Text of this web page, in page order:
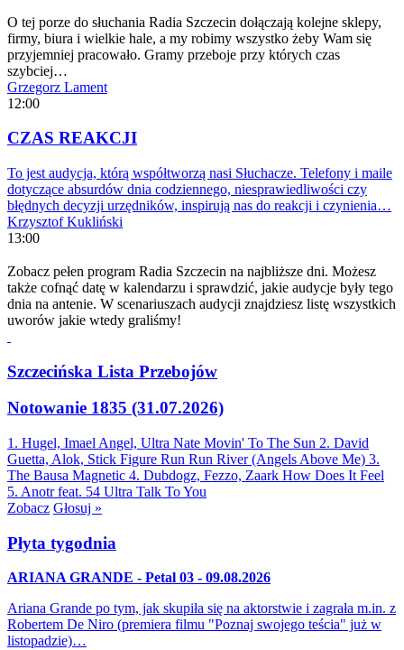
O tej porze do słuchania Radia Szczecin dołączają kolejne sklepy,
firmy, biura i wielkie hale, a my robimy wszystko żeby Wam się
przyjemniej pracowało. Gramy przeboje przy których czas
szybciej…
Grzegorz Lament
12:00
CZAS REAKCJI
To jest audycja, którą współtworzą nasi Słuchacze. Telefony i maile
dotyczące absurdów dnia codziennego, niesprawiedliwości czy
błędnych decyzji urzędników, inspirują nas do reakcji i czynienia…
Krzysztof Kukliński
13:00
Zobacz pełen program Radia Szczecin na najbliższe dni. Możesz
także cofnąć datę w kalendarzu i sprawdzić, jakie audycje były tego
dnia na antenie. W scenariuszach audycji znajdziesz listę wszystkich
uworów jakie wtedy graliśmy!
Szczecińska Lista Przebojów
Notowanie 1835 (31.07.2026)
1. Hugel, Imael Angel, Ultra Nate Movin' To The Sun 2. David
Guetta, Alok, Stick Figure Run Run River (Angels Above Me) 3.
The Bausa Magnetic 4. Dubdogz, Fezzo, Zaark How Does It Feel
5. Anotr feat. 54 Ultra Talk To You
Zobacz Głosuj »
Płyta tygodnia
ARIANA GRANDE - Petal 03 - 09.08.2026
Ariana Grande po tym, jak skupiła się na aktorstwie i zagrała m.in. z
Robertem De Niro (premiera filmu "Poznaj swojego teścia" już w
listopadzie)…